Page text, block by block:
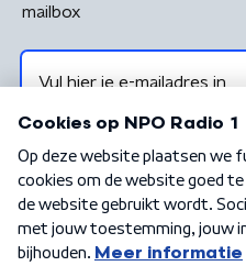
mailbox
Algemene voorwaarden